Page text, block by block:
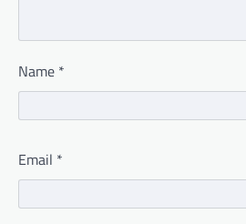
Name *
Email *